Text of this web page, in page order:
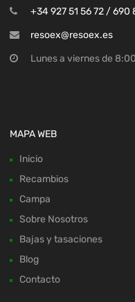
+34 927 51 56 72 / 690
resoex@resoex.es
Lunes a viernes de
MAPA WEB
Inicio
Recambios
Campa
Sobre Nosotros
Bajas y tasaciones
Blog
Contacto